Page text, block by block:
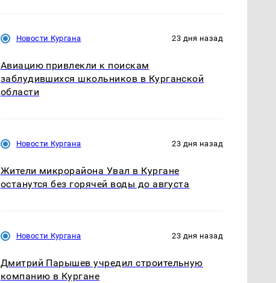
Новости Кургана 23 дня назад
Авиацию привлекли к поискам
заблудившихся школьников в Курганской
области
Новости Кургана 23 дня назад
Жители микрорайона Увал в Кургане
останутся без горячей воды до августа
Новости Кургана 23 дня назад
Дмитрий Парышев учредил строительную
компанию в Кургане